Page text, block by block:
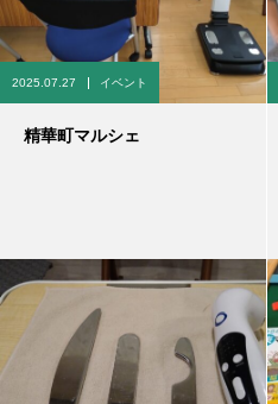
2025.07.27 イベント
精華町マルシェ